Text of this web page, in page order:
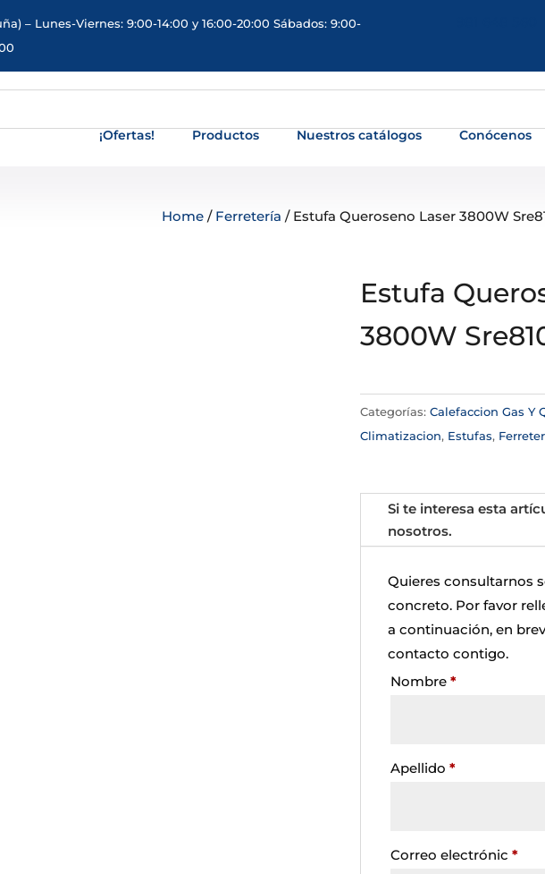
– Lunes-Viernes: 9:00-14:00 y 16:00-20:00 Sábados: 9:00-
¡Ofertas! Productos Nuestros catálogos Conócenos
Home / Ferretería / Estufa Queroseno Laser 3800W
Estufa
3800W
Categorías: Calefaccion Gas Y
Climatizacion, Estufas,
Si te interesa esta
nosotros.
Quieres consultarnos
concreto. Por favor
a continuación, en
contacto contigo.
Nombre *
Apellido *
Correo electrónic *